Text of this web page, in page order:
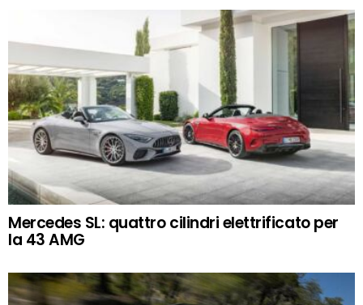
Mercedes SL: quattro cilindri elettrificato per
la 43 AMG